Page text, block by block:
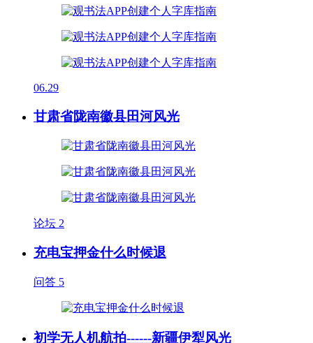
06.29
甘肃省陇南徽县田河风光
论坛 2
充电宝押金什么时候退
问答 5
初学无人机航拍------新疆伊犁风光